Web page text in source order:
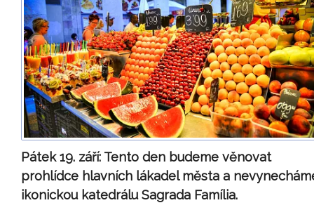
Pátek 19. září: Tento den budeme věnovat
prohlídce hlavních lákadel města a
ikonickou katedrálu Sagrada Família.